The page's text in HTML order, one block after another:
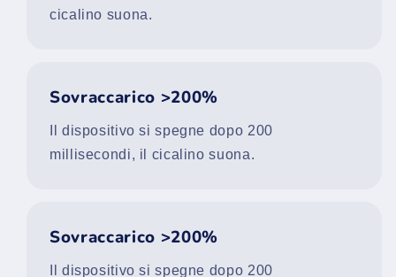
cicalino suona.
Sovraccarico >200%
Il dispositivo si spegne dopo 200
millisecondi, il cicalino suona.
Sovraccarico >200%
Il dispositivo si spegne dopo 200